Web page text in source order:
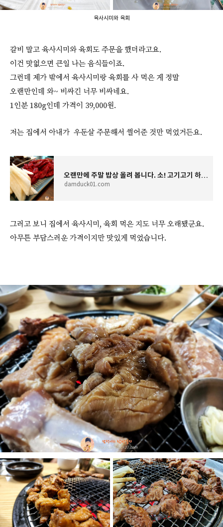
육사시미와 육회
갈비 말고 육사시미와 육회도 주문을 했더라고요.
이건 맛없으면 큰일 나는 음식들이죠.
그런데 제가 밖에서 육사시미랑 육회를 사 먹은 게 정말
오랜만인데 와~ 비싸긴 너무 비싸네요.
1인분 180g인데 가격이 39,000원.
저는 집에서 아내가 우둔살 주문해서 썰어준 것만 먹었거든요.
오랜만에 주말 밥상 올려 봅니다. 소! 고기고기 하네요.
damduck01.com
그러고 보니 집에서 육사시미, 육회 먹은 지도 너무 오래됐군요.
아무튼 부담스러운 가격이지만 맛있게 먹었습니다.